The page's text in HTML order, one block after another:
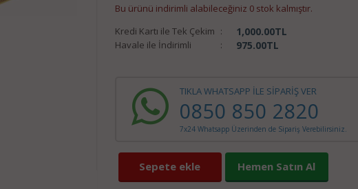
Bu ürünü indirimli alabileceğiniz 0 stok kalmıştır.
Kredi Kartı ile Tek Çekim : 1,000.00TL
Havale ile İndirimli : 975.00TL
TIKLA WHATSAPP İLE SİPARİŞ VER
0850 850 2820
7x24 Whatsapp Üzerinden de Sipariş Verebilirsiniz.
Sepete ekle Hemen Satın Al